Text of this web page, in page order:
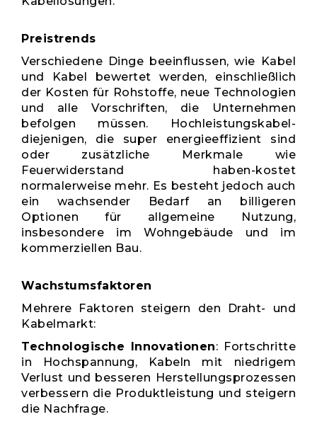
Preistrends
Verschiedene Dinge beeinflussen, wie Kabel
und Kabel bewertet werden, einschließlich
der Kosten für Rohstoffe, neue Technologien
und alle Vorschriften, die Unternehmen
befolgen müssen. Hochleistungskabel-
diejenigen, die super energieeffizient sind
oder zusätzliche Merkmale wie
Feuerwiderstand haben-kostet
normalerweise mehr. Es besteht jedoch auch
ein wachsender Bedarf an billigeren
Optionen für allgemeine Nutzung,
insbesondere im Wohngebäude und im
kommerziellen Bau.
Wachstumsfaktoren
Mehrere Faktoren steigern den Draht- und
Kabelmarkt:
Technologische Innovationen: Fortschritte
in Hochspannung, Kabeln mit niedrigem
Verlust und besseren Herstellungsprozessen
verbessern die Produktleistung und steigern
die Nachfrage.